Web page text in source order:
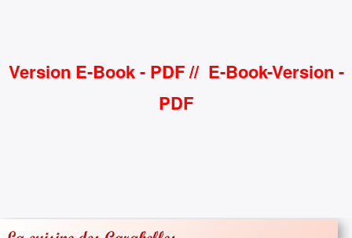
Version E-Book - PDF // E-Book-Version -
PDF